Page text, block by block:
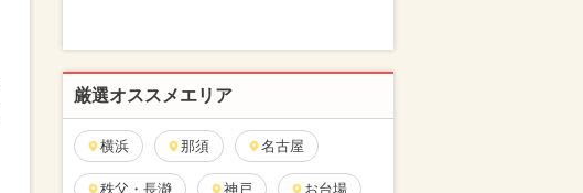
厳選オススメエリア
横浜 那須 名古屋
秩父・長瀞 神戸 お台場